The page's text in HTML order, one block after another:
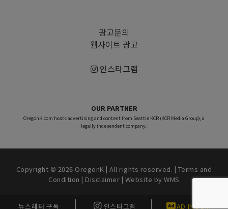
광고문의
웹사이트 광고
인스타그램
OUR PARTNER
OregonK.com hosts advertising and content from Seattle KCR (KCR Media Group), a
legally independent company.
Copyright © 2026 OregonK | All rights reserved. | Terms and
Condition | Disclaimer | Website byWMS
뉴스레터 구독 인스타그램 AD INQUIRY